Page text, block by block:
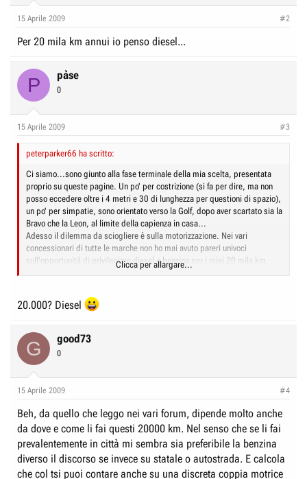
15 Aprile 2009 #2
Per 20 mila km annui io penso diesel...
P pàse
0
15 Aprile 2009 #3
peterparker66 ha scritto:
Ci siamo...sono giunto alla fase terminale della mia scelta, presentata
proprio su queste pagine. Un po' per costrizione (si fa per dire, ma non
posso eccedere oltre i 4 metri e 30 di lunghezza per questioni di spazio),
un po' per simpatie, sono orientato verso la Golf, dopo aver scartato sia la
Bravo che la Leon, al limite della capienza in casa...
Adesso il dilemma da sciogliere è sulla motorizzazione. Nei vari
concessionari di tutte le marche non ho mai avuto pareri univoci
sull'opportunità di privilegiare diesel o benzina per i miei 20 mila km
annui. C'è chi dice sia meglio il gasolio, chi sostiene che con quelle
E voi, cosa ne pensate?
Clicca per allargare...
20.000? Diesel
G good73
0
15 Aprile 2009 #4
Beh, da quello che leggo nei vari forum, dipende molto anche
da dove e come li fai questi 20000 km. Nel senso che se li fai
prevalentemente in città mi sembra sia preferibile la benzina
diverso il discorso se invece su statale o autostrada. E calcola
che col tsi puoi contare anche su una discreta coppia motrice